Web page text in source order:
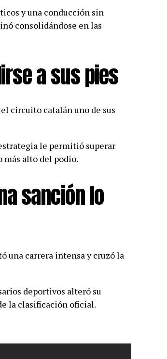
y una conducción sin
consolidándose en las
a sus pies
circuito catalán uno de sus
le permitió superar
más alto del podio.
sanción lo
una carrera intensa y cruzó la
deportivos alteró su
la clasificación oficial.